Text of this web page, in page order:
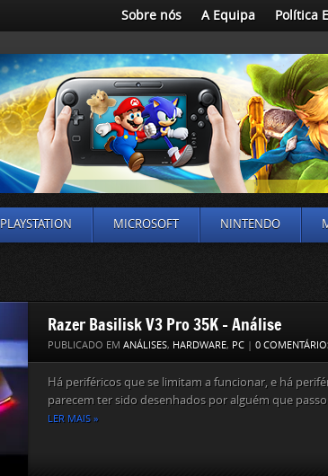
Sobre nós A Equipa Política
PLAYSTATION MICROSOFT NINTENDO
Razer Basilisk V3 Pro 35K – Análise
PUBLICADO EM ANÁLISES, HARDWARE, PC | 0
Há periféricos que se limitam a funcionar, e há
parecem ter sido desenhados por alguém que
LER MAIS »